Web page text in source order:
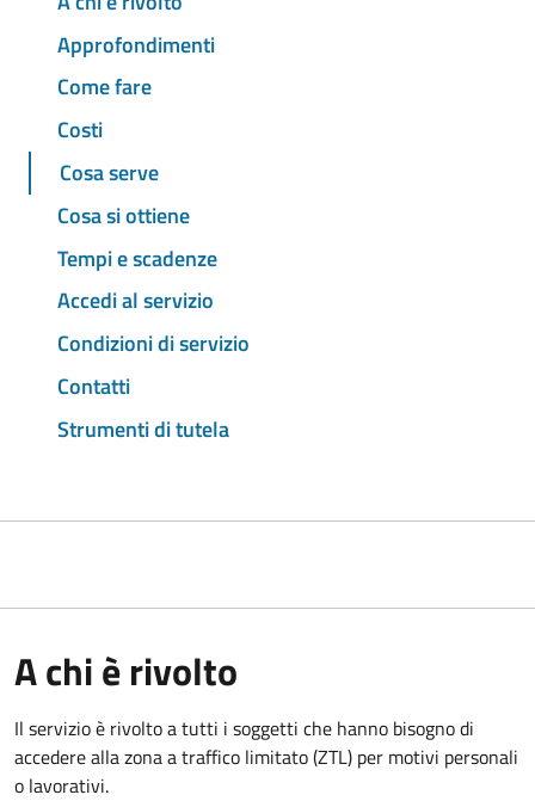
Approfondimenti
Come fare
Costi
Cosa serve
Cosa si ottiene
Tempi e scadenze
Accedi al servizio
Condizioni di servizio
Contatti
Strumenti di tutela
A chi è rivolto
Il servizio è rivolto a tutti i soggetti che hanno bisogno di
accedere alla zona a traffico limitato (ZTL) per motivi personali
o lavorativi.